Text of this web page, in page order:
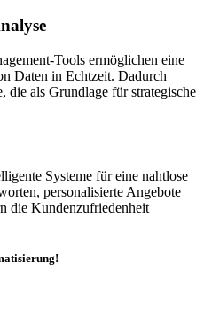
Tools ermöglichen eine
Daten in Echtzeit. Dadurch
als Grundlage für strategische
Systeme für eine nahtlose
personalisierte Angebote
die Kundenzufriedenheit